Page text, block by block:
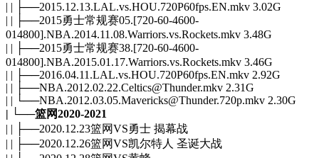
| | ├──2015.12.13.LAL.vs.HOU.720P60fps.EN.mkv 3.02G
| | ├──2015勇士常规赛05.[720-60-4600-
014800].NBA.2014.11.08.Warriors.vs.Rockets.mkv 3.48G
| | ├──2015勇士常规赛38.[720-60-4600-
014800].NBA.2015.01.17.Warriors.vs.Rockets.mkv 3.46G
| | ├──2016.04.11.LAL.vs.HOU.720P60fps.EN.mkv 2.92G
| | ├──NBA.2012.02.22.Celtics@Thunder.mkv 2.31G
| | └──NBA.2012.03.05.Mavericks@Thunder.720p.mkv 2.30G
| └──篮网2020-2021
| | ├──2020.12.23篮网VS勇士 揭幕战
| | ├──2020.12.26篮网VS凯尔特人 圣诞大战